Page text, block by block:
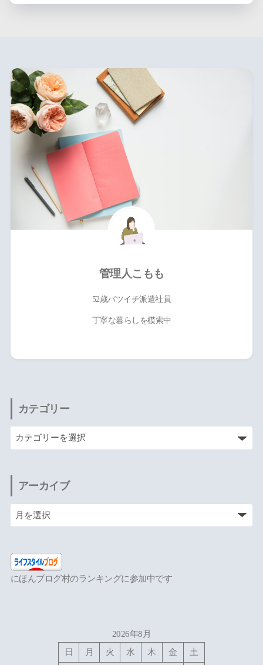
管理人こもも
52歳バツイチ派遣社員
丁寧な暮らしを模索中
カテゴリー
アーカイブ
にほんブログ村のランキングに参加中です
2026年8月
日
月 火 水 木 金 土